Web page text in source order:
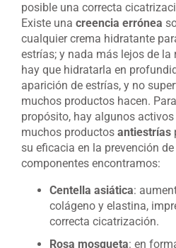
posible una correcta
Existe una creencia errónea
cualquier crema hidratante
estrías; y nada más lejos de la
hay que hidratarla en
aparición de estrías, y no
muchos productos hacen.
propósito, hay algunos
muchos productos antiestrías
su eficacia en la prevención
componentes encontramos:
Centella asiática:
colágeno y elastina,
correcta cicatrización.
Rosa mosqueta: en